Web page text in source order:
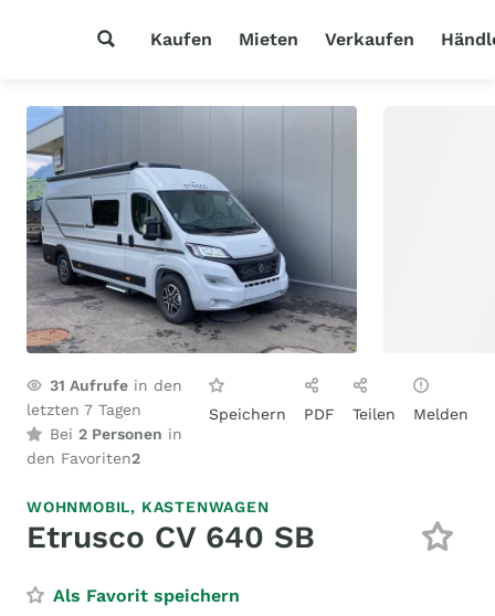
Kaufen Mieten Verkaufen
31 Aufrufe in den
letzten 7 Tagen
Bei 2 Personen in
den Favoriten2
Speichern PDF Teilen Melden
WOHNMOBIL, KASTENWAGEN
Etrusco CV 640 SB
Als Favorit speichern